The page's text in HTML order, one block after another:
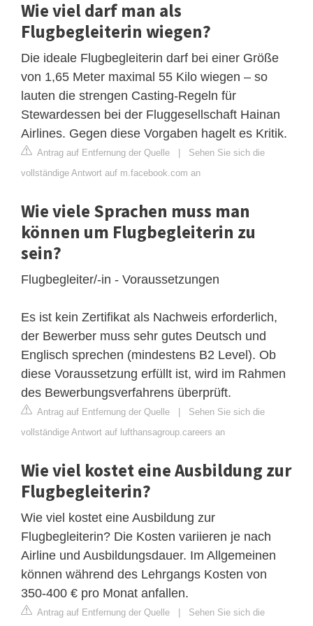
Wie viel darf man als
Flugbegleiterin wiegen?
Die ideale Flugbegleiterin darf bei einer Größe
von 1,65 Meter maximal 55 Kilo wiegen – so
lauten die strengen Casting-Regeln für
Stewardessen bei der Fluggesellschaft Hainan
Airlines. Gegen diese Vorgaben hagelt es Kritik.
Antrag auf Entfernung der Quelle | Sehen Sie sich die
vollständige Antwort auf m.facebook.com an
Wie viele Sprachen muss man
können um Flugbegleiterin zu
sein?
Flugbegleiter/-in - Voraussetzungen
Es ist kein Zertifikat als Nachweis erforderlich,
der Bewerber muss sehr gutes Deutsch und
Englisch sprechen (mindestens B2 Level). Ob
diese Voraussetzung erfüllt ist, wird im Rahmen
des Bewerbungsverfahrens überprüft.
Antrag auf Entfernung der Quelle | Sehen Sie sich die
vollständige Antwort auf lufthansagroup.careers an
Wie viel kostet eine Ausbildung zur
Flugbegleiterin?
Wie viel kostet eine Ausbildung zur
Flugbegleiterin? Die Kosten variieren je nach
Airline und Ausbildungsdauer. Im Allgemeinen
können während des Lehrgangs Kosten von
350-400 € pro Monat anfallen.
Antrag auf Entfernung der Quelle | Sehen Sie sich die